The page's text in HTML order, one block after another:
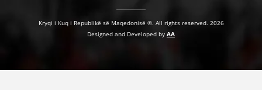
Kryqi i Kuq i Republikë së Maqedonisë ©. All rights reserved. 2026
Designed and Developed by AA